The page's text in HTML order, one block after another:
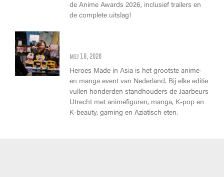
de Anime Awards 2026, inclusief trailers en
de complete uitslag!
mei 18, 2026
Heroes Made in Asia is het grootste anime-
en manga event van Nederland. Bij elke editie
vullen honderden standhouders de Jaarbeurs
Utrecht met animefiguren, manga, K-pop en
K-beauty, gaming en Aziatisch eten.